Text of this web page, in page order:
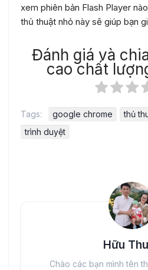
xem phiên bản Flash Player
thủ thuật nhỏ này sẽ giúp bạn
Đánh giá và
cao chất
Tags: google chrome
thủ
trình duyệt
Hữu
Chào các bạn mình tên